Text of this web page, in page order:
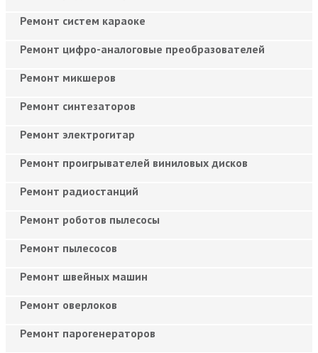
Ремонт систем караоке
Ремонт цифро-аналоговые преобразователей
Ремонт микшеров
Ремонт синтезаторов
Ремонт электрогитар
Ремонт проигрывателей виниловых дисков
Ремонт радиостанций
Ремонт роботов пылесосы
Ремонт пылесосов
Ремонт швейных машин
Ремонт оверлоков
Ремонт парогенераторов